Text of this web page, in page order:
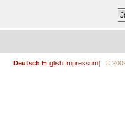
Deutsch|English|Impressum| © 2009